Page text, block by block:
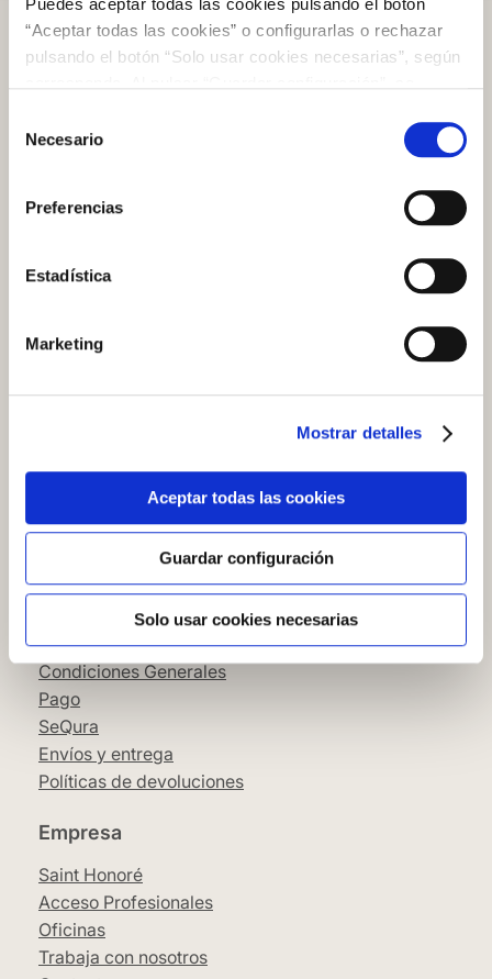
Puedes aceptar todas las cookies pulsando el botón
“Aceptar todas las cookies” o configurarlas o rechazar
pulsando el botón “Solo usar cookies necesarias”, según
no has seleccionado ninguna opción, pulsar este botón
equivaldrá a rechazar todas las cookies. Si deseas
obtener más información consulta nuestra Política de
Cookiesaquí
Necesario
Preferencias
Estadística
Marketing
Mostrar detalles
Aceptar todas las cookies
Guardar configuración
Solo usar cookies necesarias
Atención al cliente
Cómo colocar papel pintado
Simbología del papel pintado
Cookies
Política de privacidad
Guía de compra
Aviso Legal
Condiciones Generales
Pago
SeQura
Envíos y entrega
Políticas de devoluciones
Empresa
Saint Honoré
Acceso Profesionales
Oficinas
Trabaja con nosotros